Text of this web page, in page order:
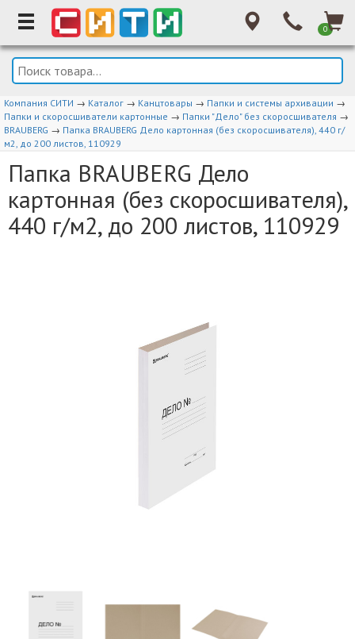
0
Компания СИТИ → Каталог → Канцтовары → Папки и системы архивации →
Папки и скоросшиватели картонные → Папки "Дело" без скоросшивателя →
BRAUBERG → Папка BRAUBERG Дело картонная (без скоросшивателя), 440 г/
м2, до 200 листов, 110929
Папка BRAUBERG Дело
картонная (без скоросшивателя),
440 г/м2, до 200 листов, 110929